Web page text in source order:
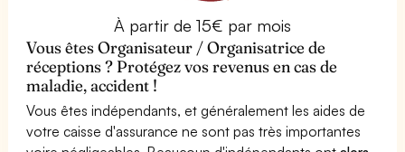
À partir de 15€ par mois
Vous êtes Organisateur / Organisatrice de
réceptions ? Protégez vos revenus en cas de
maladie, accident !
Vous êtes indépendants, et généralement les aides de
votre caisse d'assurance ne sont pas très importantes